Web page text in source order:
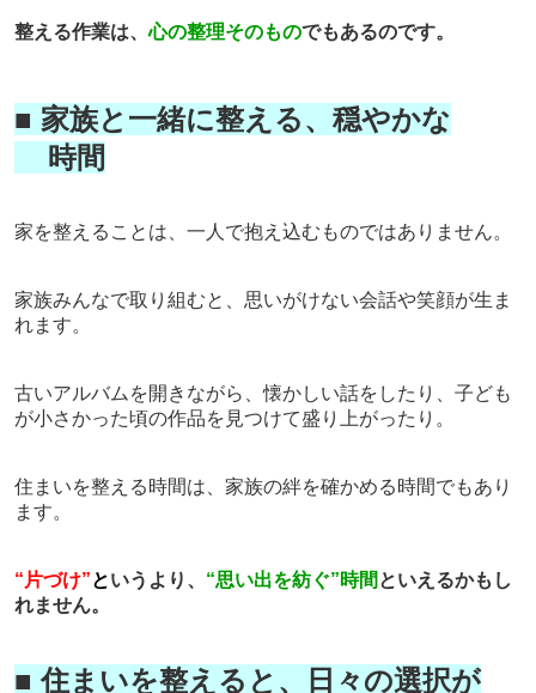
整える作業は、心の整理そのものでもあるのです。
■ 家族と一緒に整える、穏やかな
時間
家を整えることは、一人で抱え込むものではありません。
家族みんなで取り組むと、思いがけない会話や笑顔が生ま
れます。
古いアルバムを開きながら、懐かしい話をしたり、子ども
が小さかった頃の作品を見つけて盛り上がったり。
住まいを整える時間は、家族の絆を確かめる時間でもあり
ます。
“片づけ”というより、 “思い出を紡ぐ”時間 といえるかもし
れません。
■ 住まいを整えると、日々の選択が